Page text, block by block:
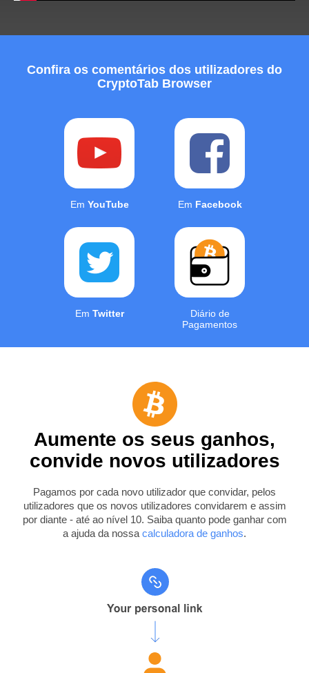
Confira os comentários dos utilizadores do
CryptoTab Browser
Em YouTube Em Facebook
Em Twitter
Diário de
Pagamentos
Aumente os seus ganhos,
convide novos utilizadores
Pagamos por cada novo utilizador que convidar, pelos
utilizadores que os novos utilizadores convidarem e assim
por diante - até ao nível 10. Saiba quanto pode ganhar com
a ajuda da nossa calculadora de ganhos.